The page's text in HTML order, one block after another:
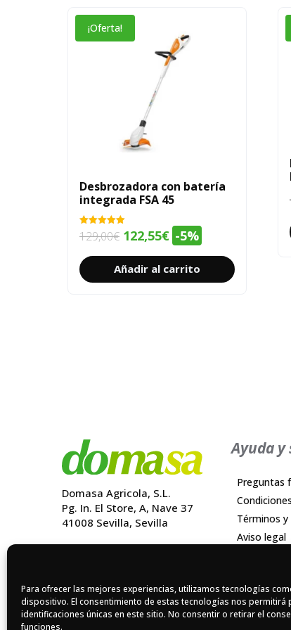
Para ofrecer las mejores experiencias, utilizamos tecnologías
dispositivo. El consentimiento de estas tecnologías nos
identificaciones únicas en este sitio. No consentir o retirar el
funciones.
¡Oferta!
Desbrozadora con batería
integrada FSA 45
Valorado
con
de 5
129,00€ El
precio
original
122,55€El
precio
actual
-5%
Añadir al carrito
Domasa Agricola, S.L.
Pg. In. El Store, A, Nave 37
41008 Sevilla, Sevilla
Quienes somos
Blog
Contacto
Ayuda
Preguntas
Términos
Aviso legal
Política de